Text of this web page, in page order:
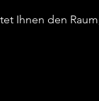
Ihnen den